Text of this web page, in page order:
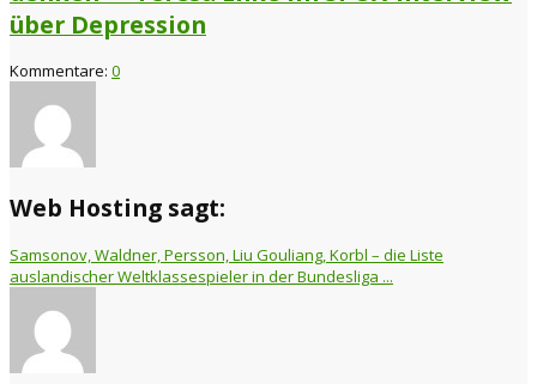
über Depression
Kommentare: 0
Web Hosting sagt:
Samsonov, Waldner, Persson, Liu Gouliang, Korbl – die Liste
auslandischer Weltklassespieler in der Bundesliga ...